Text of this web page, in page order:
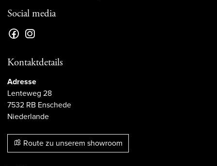
Social media
Kontaktdetails
Adresse
Lenteweg 28
7532 RB Enschede
Niederlande
Route zu unserem showroom